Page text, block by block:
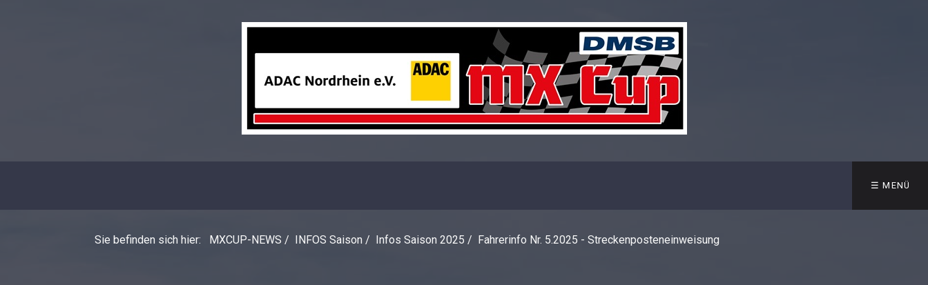
☰ MENÜ
Sie befinden sich hier: MXCUP-NEWS / INFOS Saison / Infos Saison 2025 / Fahrerinfo Nr. 5.2025 - Streckenposteneinweisung